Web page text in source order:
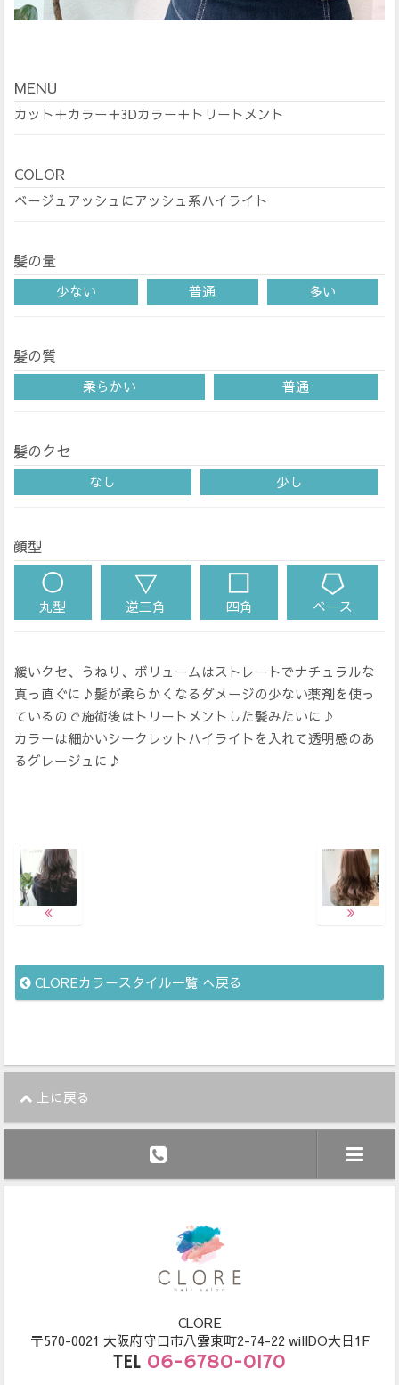
MENU
カット＋カラー＋3Dカラー＋トリートメント
COLOR
ベージュアッシュにアッシュ系ハイライト
髪の量
少ない 普通 多い
髪の質
柔らかい 普通
髪のクセ
なし 少し
顔型
丸型 逆三角 四角 ベース
緩いクセ、うねり、ボリュームはストレートでナチュラルな
真っ直ぐに♪髪が柔らかくなるダメージの少ない薬剤を使っ
ているので施術後はトリートメントした髪みたいに♪
カラーは細かいシークレットハイライトを入れて透明感のあ
るグレージュに♪
CLOREカラースタイル一覧 へ戻る
上に戻る
CLORE
〒570-0021 大阪府守口市八雲東町2-74-22 willDO大日1F
TEL 06-6780-0170